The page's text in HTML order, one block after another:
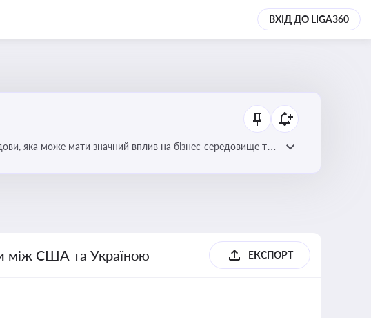
ВХІД ДО LIGA360
яка може мати значний вплив на бізнес-середовище та
між США та Україною ЕКСПОРТ